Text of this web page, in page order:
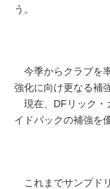
う。
今季からクラブを
強化に向け更なる補
現在、DFリック・
イドバックの補強を
これまでサンプド